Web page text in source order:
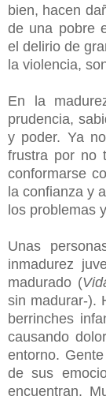
bien, hacen
de una pobre
el delirio de
la violencia,
En la
prudencia,
y poder. Ya
frustra por no
conformarse
la confianza y
los problemas
Unas
inmadurez
madurado (
sin madurar-).
berrinches
causando
entorno.
de sus
encuentran.